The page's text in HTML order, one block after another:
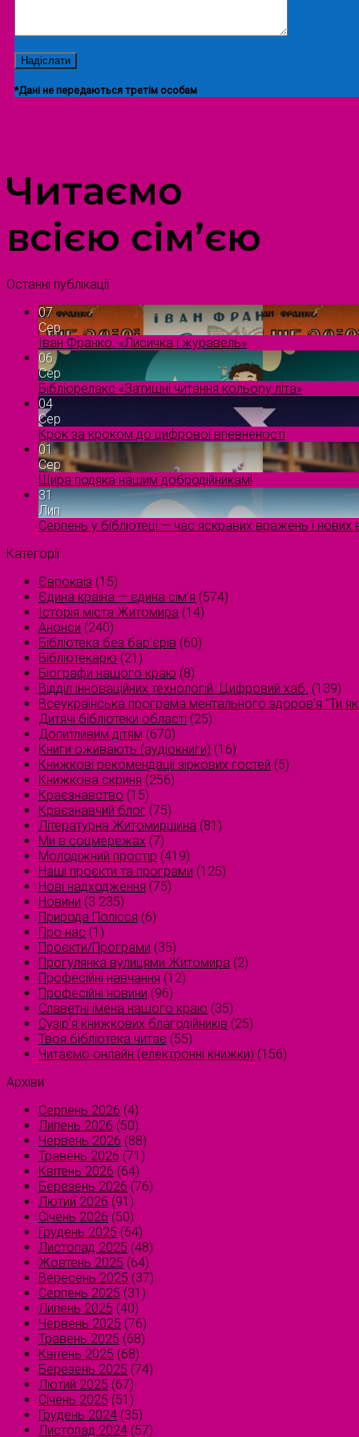
*Дані не передаються третім особам
Читаємо
всією сім’єю
Останні публікації
07
Сер
Іван Франко. «Лисичка і журавель»
06
Сер
Бібліорелакс «Затишні читання кольору літа»
04
Сер
Крок за кроком до цифрової впевненості
01
Сер
Щира подяка нашим добродійникам!
31
Лип
Серпень у бібліотеці — час яскравих вражень і нових
Категорії
Євроквіз (15)
Єдина країна — єдина сім’я (574)
Історія міста Житомира (14)
Анонси (240)
Бібліотека без бар'єрів (60)
Бібліотекарю (21)
Біографи нашого краю (8)
Відділ інноваційних технологій. Цифровий хаб. (139)
Всеукраїнська програма ментального здоров'я "Ти
Дитячі бібліотеки області (25)
Допитливим дітям (670)
Книги оживають (аудіокниги) (16)
Книжкові рекомендації зіркових гостей (5)
Книжкова скриня (256)
Краєзнавство (15)
Краєзнавчий блог (75)
Літературна Житомирщина (81)
Ми в соцмережах (7)
Молодіжний простір (419)
Наші проєкти та програми (125)
Нові надходження (75)
Новини (3 235)
Природа Полісся (6)
Про нас (1)
Проєкти/Програми (35)
Прогулянка вулицями Житомира (2)
Професійні навчання (12)
Професійні новини (96)
Славетні імена нашого краю (35)
Сузірʼя книжкових благодійників (25)
Твоя бібліотека читає (55)
Читаємо онлайн (електронні книжки) (156)
Архіви
Серпень 2026 (4)
Липень 2026 (50)
Червень 2026 (88)
Травень 2026 (71)
Квітень 2026 (64)
Березень 2026 (76)
Лютий 2026 (91)
Січень 2026 (50)
Грудень 2025 (64)
Листопад 2025 (48)
Жовтень 2025 (64)
Вересень 2025 (37)
Серпень 2025 (31)
Липень 2025 (40)
Червень 2025 (76)
Травень 2025 (68)
Квітень 2025 (68)
Березень 2025 (74)
Лютий 2025 (67)
Січень 2025 (51)
Грудень 2024 (35)
Листопад 2024 (57)